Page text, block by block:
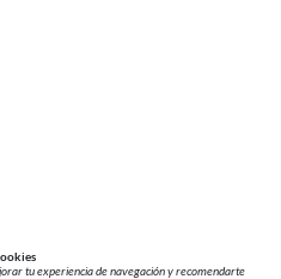
tu experiencia de navegación y recomendarte